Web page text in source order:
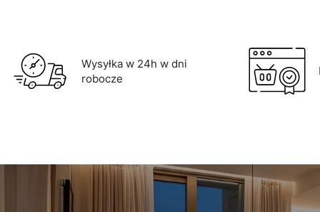
Wysyłka w 24h w dni
robocze